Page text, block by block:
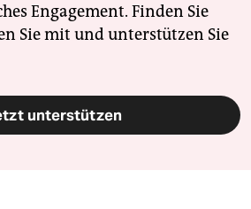
Engagement. Finden Sie
Sie mit und unterstützen Sie
unterstützen